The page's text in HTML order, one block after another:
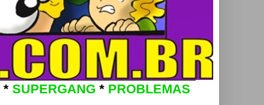
* SUPERGANG * PROBLEMAS